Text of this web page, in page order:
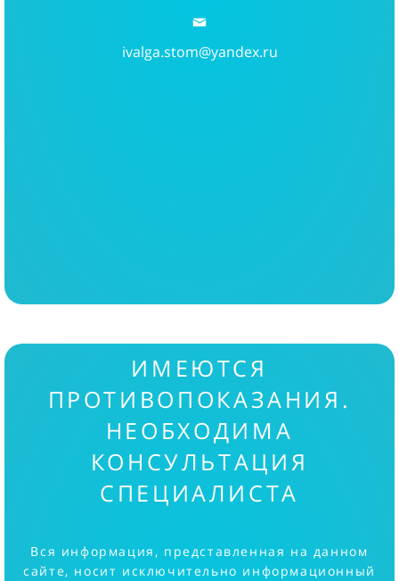
ivalga.stom@yandex.ru
ИМЕЮТСЯ
ПРОТИВОПОКАЗАНИЯ.
НЕОБХОДИМА
КОНСУЛЬТАЦИЯ
СПЕЦИАЛИСТА
Вся информация, представленная на данном
сайте, носит исключительно информационный